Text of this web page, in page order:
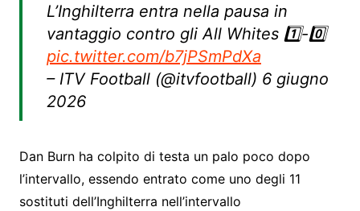
L’Inghilterra entra nella pausa in
vantaggio contro gli All Whites 1️⃣-0️⃣
pic.twitter.com/b7jPSmPdXa
– ITV Football (@itvfootball) 6 giugno
2026
Dan Burn ha colpito di testa un palo poco dopo
l’intervallo, essendo entrato come uno degli 11
sostituti dell’Inghilterra nell’intervallo